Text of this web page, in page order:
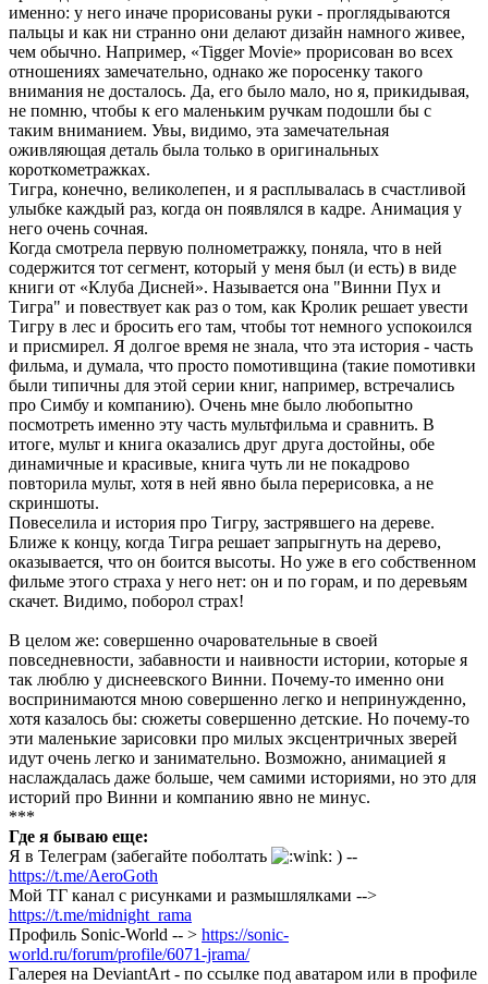
именно: у него иначе прорисованы руки - проглядываются
пальцы и как ни странно они делают дизайн намного живее,
чем обычно. Например, «Tigger Movie» прорисован во всех
отношениях замечательно, однако же поросенку такого
внимания не досталось. Да, его было мало, но я, прикидывая,
не помню, чтобы к его маленьким ручкам подошли бы с
таким вниманием. Увы, видимо, эта замечательная
оживляющая деталь была только в оригинальных
короткометражках.
Тигра, конечно, великолепен, и я расплывалась в счастливой
улыбке каждый раз, когда он появлялся в кадре. Анимация у
него очень сочная.
Когда смотрела первую полнометражку, поняла, что в ней
содержится тот сегмент, который у меня был (и есть) в виде
книги от «Клуба Дисней». Называется она "Винни Пух и
Тигра" и повествует как раз о том, как Кролик решает увести
Тигру в лес и бросить его там, чтобы тот немного успокоился
и присмирел. Я долгое время не знала, что эта история - часть
фильма, и думала, что просто помотивщина (такие помотивки
были типичны для этой серии книг, например, встречались
про Симбу и компанию). Очень мне было любопытно
посмотреть именно эту часть мультфильма и сравнить. В
итоге, мульт и книга оказались друг друга достойны, обе
динамичные и красивые, книга чуть ли не покадрово
повторила мульт, хотя в ней явно была перерисовка, а не
скриншоты.
Повеселила и история про Тигру, застрявшего на дереве.
Ближе к концу, когда Тигра решает запрыгнуть на дерево,
оказывается, что он боится высоты. Но уже в его собственном
фильме этого страха у него нет: он и по горам, и по деревьям
скачет. Видимо, поборол страх!
В целом же: совершенно очаровательные в своей
повседневности, забавности и наивности истории, которые я
так люблю у диснеевского Винни. Почему-то именно они
воспринимаются мною совершенно легко и непринужденно,
хотя казалось бы: сюжеты совершенно детские. Но почему-то
эти маленькие зарисовки про милых эксцентричных зверей
идут очень легко и занимательно. Возможно, анимацией я
наслаждалась даже больше, чем самими историями, но это для
историй про Винни и компанию явно не минус.
***
Где я бываю еще:
Я в Телеграм (забегайте поболтать
) --
https://t.me/AeroGoth
Мой ТГ канал с рисунками и размышлялками -->
https://t.me/midnight_rama
Профиль Sonic-World -- > https://sonic-
world.ru/forum/profile/6071-jrama/
Галерея на DeviantArt - по ссылке под аватаром или в профиле